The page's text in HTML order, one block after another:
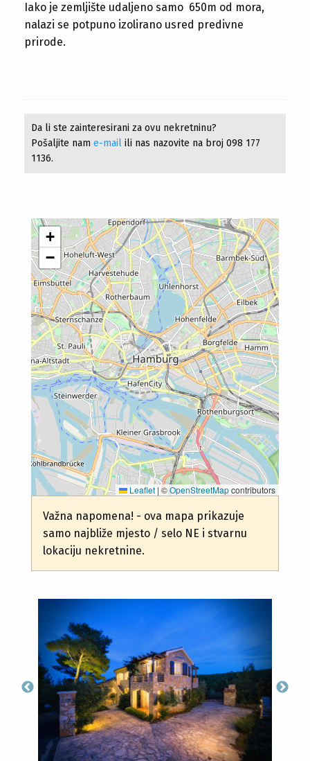
Iako je zemljište udaljeno samo 650m od mora,
nalazi se potpuno izolirano usred predivne
prirode.
Da li ste zainteresirani za ovu nekretninu?
Pošaljite nam e-mail ili nas nazovite na broj 098 177
1136.
+
−
Leaflet | ©OpenStreetMapcontributors
Važna napomena! - ova mapa prikazuje
samo najbliže mjesto / selo NE i stvarnu
lokaciju nekretnine.